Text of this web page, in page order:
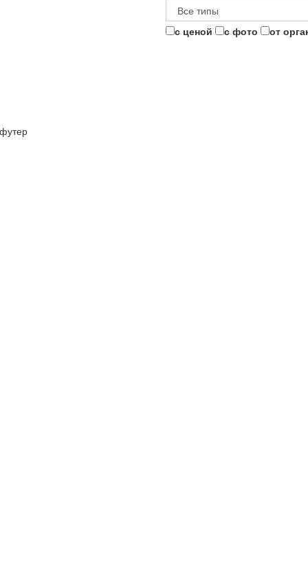
с ценой с фото от
футер